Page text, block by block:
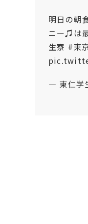
明日の朝
ニー♫は
生寮 #東
— 東仁学